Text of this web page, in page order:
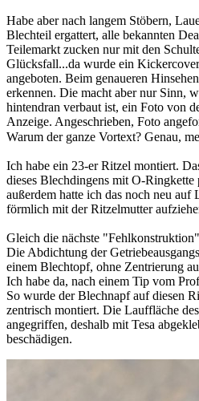
Habe aber nach langem Stöbern,
Blechteil ergattert, alle bekannten
Teilemarkt zucken nur mit den
Glücksfall...da wurde ein
angeboten. Beim genaueren
erkennen. Die macht aber nur Sinn,
hintendran verbaut ist, ein Foto von
Anzeige. Angeschrieben, Foto
Warum der ganze Vortext? Genau,
Ich habe ein 23-er Ritzel montiert.
dieses Blechdingens mit O-Ringkette
außerdem hatte ich das noch neu auf
förmlich mit der Ritzelmutter
Gleich die nächste
Die Abdichtung der
einem Blechtopf, ohne Zentrierung
Ich habe da, nach einem Tip vom
So wurde der Blechnapf auf diesen
zentrisch montiert. Die Lauffläche
angegriffen, deshalb mit Tesa
beschädigen.